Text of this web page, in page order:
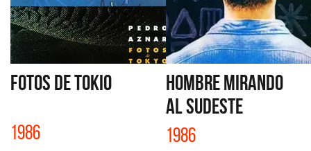
FOTOS DE TOKIO
1986
HOMBRE MIRANDO
AL SUDESTE
1986